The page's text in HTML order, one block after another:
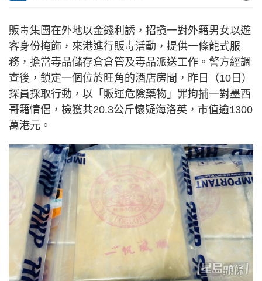
販毒集團在外地以金錢利誘，招攬一對外籍男女以遊
客身份掩飾，來港進行販毒活動，提供一條龍式服
務，擔當毒品儲存倉倉管及毒品派送工作。警方經調
查後，鎖定一個位於旺角的酒店房間，昨日（10日）
探員採取行動，以「販運危險藥物」罪拘捕一對墨西
哥籍情侶，檢獲共20.3公斤懷疑海洛英，市值逾1300
萬港元。